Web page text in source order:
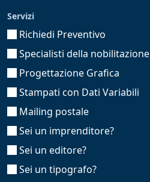
Servizi
Richiedi Preventivo
Specialisti della nobilitazione
Progettazione Grafica
Stampati con Dati Variabili
Mailing postale
Sei un imprenditore?
Sei un editore?
Sei un tipografo?